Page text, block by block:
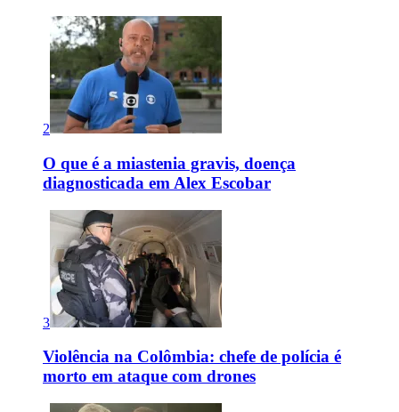
2
O que é a miastenia gravis, doença
diagnosticada em Alex Escobar
3
Violência na Colômbia: chefe de polícia é
morto em ataque com drones